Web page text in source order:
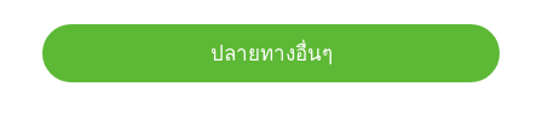
ปลายทางอื่นๆ